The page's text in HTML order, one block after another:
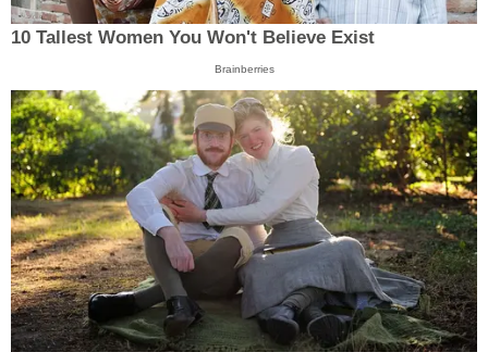
10 Tallest Women You Won't Believe Exist
Brainberries